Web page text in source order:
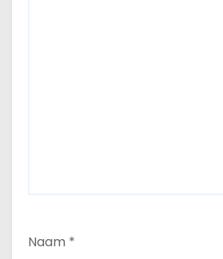
Naam *